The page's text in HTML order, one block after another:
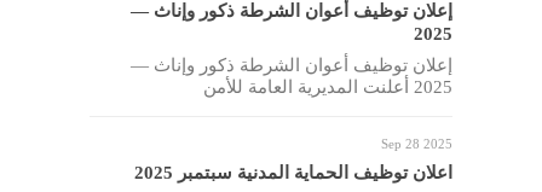
إعلان توظيف أعوان الشرطة ذكور وإناث —
2025
إعلان توظيف أعوان الشرطة ذكور وإناث —
2025 أعلنت المديرية العامة للأمن
Sep 28 2025
اعلان توظيف الحماية المدنية سبتمبر 2025